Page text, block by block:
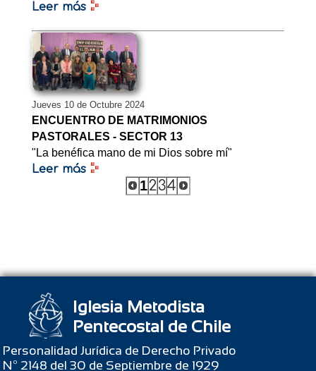
Leer más
Jueves 10 de Octubre 2024
ENCUENTRO DE MATRIMONIOS
PASTORALES - SECTOR 13
"La benéfica mano de mi Dios sobre mí"
Leer más
1234
Iglesia Metodista
Pentecostal de Chile
Personalidad Jurídica de Derecho Privado
Nº 2148 del 30 de Septiembre de 1929